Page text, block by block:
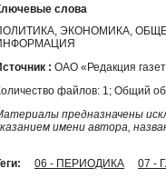
слова
ЭКОНОМИКА,
: ОАО «Редакция
файлов: 1; Общий
предназначены
имени автора,
06 - ПЕРИОДИКА 07 -